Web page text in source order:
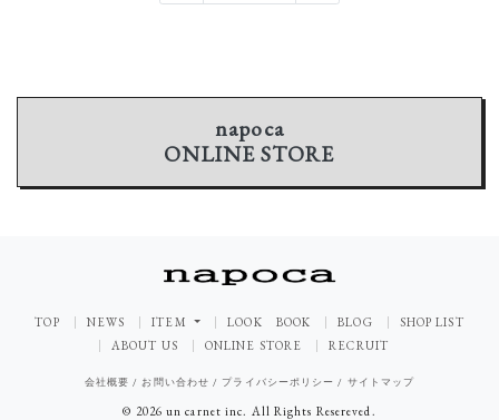
napoca
ONLINE STORE
TOP NEWS ITEM LOOK BOOK BLOG
SHOP LIST
ABOUT US
ONLINE STORE RECRUIT
会社概要 /お問い合わせ / プライバシーポリシー / サイトマップ
© 2026 un carnet inc. All Rights Resereved.